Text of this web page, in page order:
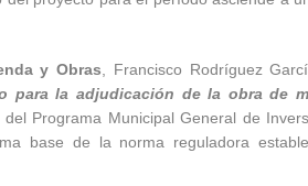
y Obras , Francisco Rodríguez
para la adjudicación de la obra de
del Programa Municipal General de
base de la norma reguladora